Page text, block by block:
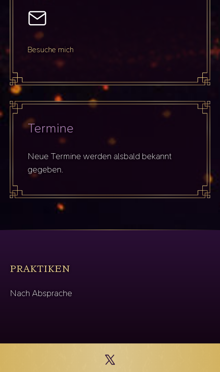
Besuche mich
Termine
Neue Termine werden alsbald bekannt
gegeben.
PRAKTIKEN
Nach Absprache